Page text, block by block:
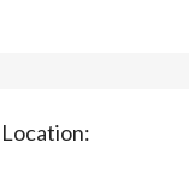
Location: